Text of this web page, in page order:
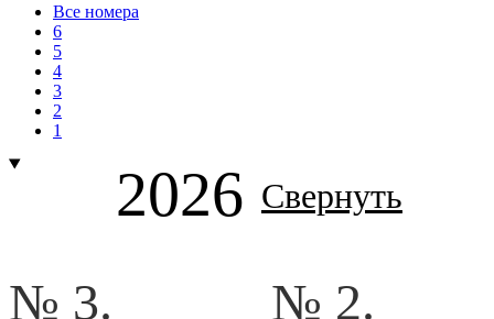
Все номера
6
5
4
3
2
1
2026 Свернуть
№ 3.
№ 2.